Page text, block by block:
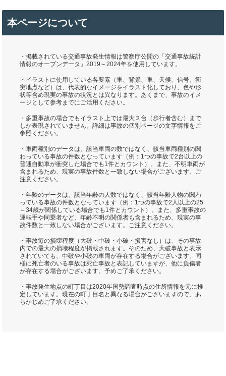
本ページについて
・掲載されている交通事故発生情報は警察庁公開の「交通事故統計
情報のオープンデータ」2019～2024年を使用しています。
・イラストに使用している各要素（車、背景、車、天候、信号、衝
突地点など）は、代表的なイメージをイラスト化しており、色や形
状等含め現実の事故の状況とは異なります。あくまで、事故のイメ
ージとして参考までにご活用ください。
・多重事故の場合でもイラスト上では最大２台（歩行者含む）まで
しか表現されていません。詳細は事故の個別ページの文字情報をご
参照ください。
・車両種別のデータは、該当車両の数ではなく、該当車両種別の関
わっている事故の件数となっています（例：1つの事故で2台以上の
普通自動車が衝突した場合でも1件とカウント）。また、不明車両が
含まれるため、現実の事故件数と一致しない場合がございます。ご
注意ください。
・年齢のデータは、該当年齢の人数ではなく、該当年齢人物の関わ
っている事故の件数となっています（例：1つの事故で2人以上の25
～34歳が関係している場合でも1件とカウント）。また、多重事故の
運転手や同乗者など、年齢不明の関係者も含まれるため、現実の事
故件数と一致しない場合がございます。ご注意ください。
・事故毎の損壊程度（大破・中破・小破・損害なし）は、その事故
内での最大の損壊程度が掲載されます。そのため、大破事故と表示
されていても、中破や小破の車両が存在する場合がございます。同
様に死亡者のいる事故は死亡事故と表記していますが、他に負傷者
が存在する場合がございます。予めご了承ください。
・事故発生地点の町丁目は2020年国勢調査時点の住所情報を元に推
定しています。現在の町丁目名と異なる場合がございますので、あ
らかじめご了承ください。